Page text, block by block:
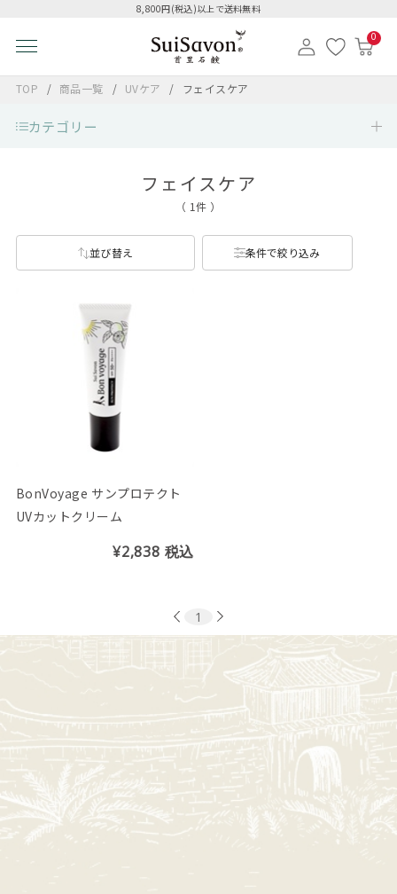
8,800円(税込)以上で送料無料
0
TOP 商品一覧 UVケア フェイスケア
カテゴリー
フェイスケア
（ 1件 ）
並び替え 条件で絞り込み
BonVoyage サンプロテクト
UVカットクリーム
¥2,838 税込
1